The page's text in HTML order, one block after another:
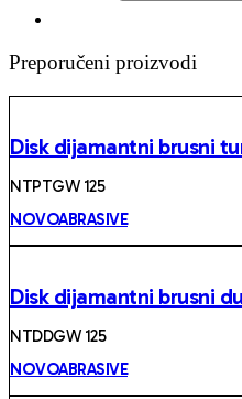
Preporučeni proizvodi
Disk dijamantni brusni
NTPTGW 125
NOVOABRASIVE
Disk dijamantni brusni
NTDDGW 125
NOVOABRASIVE